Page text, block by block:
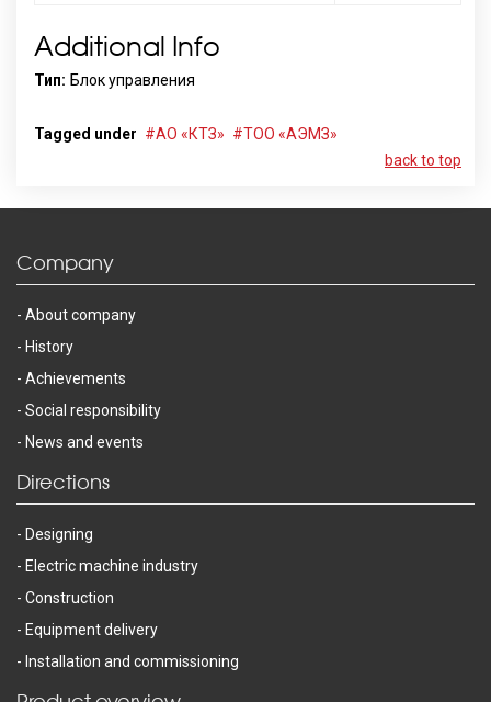
Additional Info
Тип: Блок управления
Tagged under АО «КТЗ»
ТОО «АЭМЗ»
back to top
Company
About company
History
Achievements
Social responsibility
News and events
Directions
Designing
Electric machine industry
Construction
Equipment delivery
Installation and commissioning